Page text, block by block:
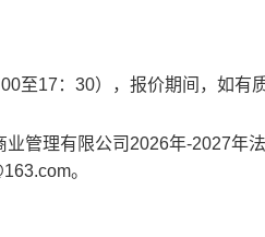
00至17 ： 30），报价期间，如有
业管理有限公司 2026年-2027年
。